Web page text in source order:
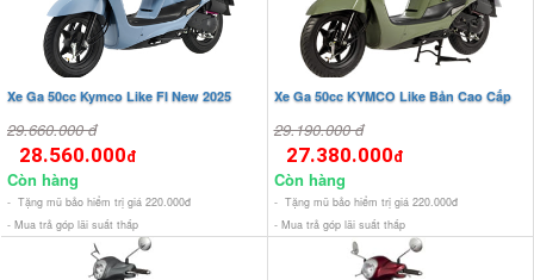
Xe Ga 50cc Kymco Like FI New 2025
29.660.000 đ
28.560.000đ
Còn hàng
- Tặng mũ bảo hiểm trị giá 220.000đ
- Mua trả góp lãi suất thấp
Xe Ga 50cc KYMCO Like Bản Cao Cấp
29.190.000 đ
27.380.000đ
Còn hàng
- Tặng mũ bảo hiểm trị giá 220.000đ
- Mua trả góp lãi suất thấp